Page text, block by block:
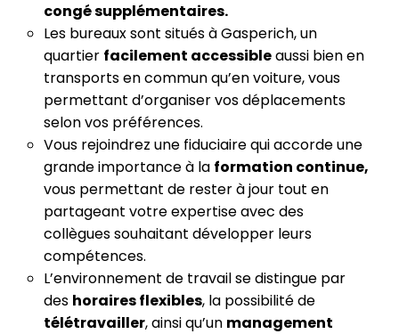
congé supplémentaires.
Les bureaux sont situés à Gasperich, un
quartier facilement accessibleaussi bien en
transports en commun qu’en voiture, vous
permettant d’organiser vos déplacements
selon vos préférences.
Vous rejoindrez une fiduciaire qui accorde une
grande importance à la formation continue,
vous permettant de rester à jour tout en
partageant votre expertise avec des
collègues souhaitant développer leurs
compétences.
L’environnement de travail se distingue par
des horaires flexibles, la possibilité de
télétravailler, ainsi qu’un management